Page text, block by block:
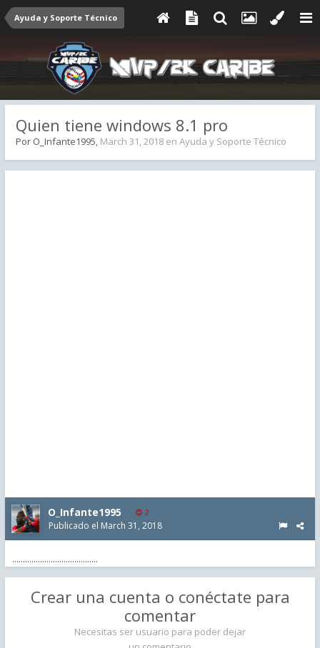
Ayuda y Soporte Técnico
Quien tiene windows 8.1 pro
Por O_Infante1995, March 31, 2018 en Ayuda y Soporte Técnico
O_Infante1995 2
Publicado el March 31, 2018
........................................
Crear una cuenta o conéctate para
comentar
Necesitas ser usuario para poder dejar